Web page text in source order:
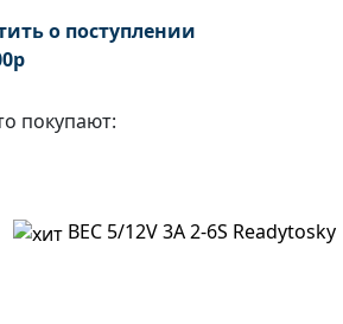
о поступлении
р
покупают:
BEC 5/12V 3A 2-6S Readytosky